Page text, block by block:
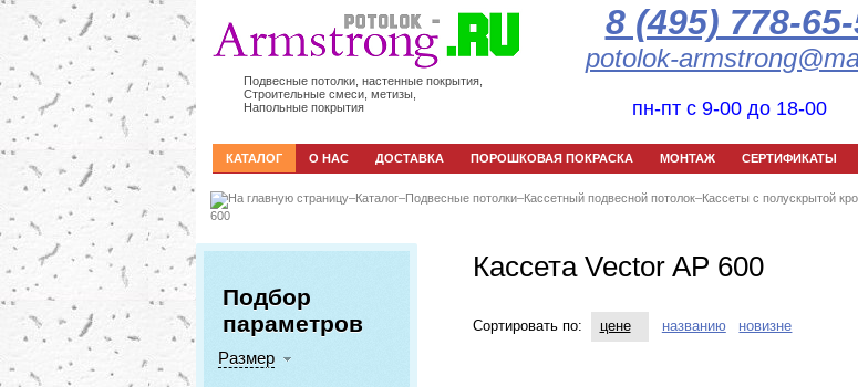
Подвесные потолки, настенные покрытия,
Строительные смеси, метизы,
Напольные покрытия
8 (495) 778-
potolok-
пн-пт с 9-00 до 18-00
КАТАЛОГ О НАС ДОСТАВКА ПОРОШКОВАЯ ПОКРАСКА МОНТАЖ СЕРТИФИКАТЫ
–Каталог–Подвесные потолки–Кассетный подвесной потолок–Кассеты с полускрытой
600
Подбор
параметров
Размер
Кассетa Vector AP 600
Сортировать по: цене названию новизне